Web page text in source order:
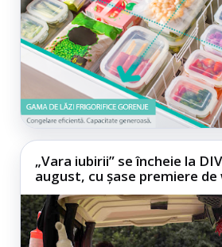
„Vara iubirii” se încheie la
august, cu șase premiere de